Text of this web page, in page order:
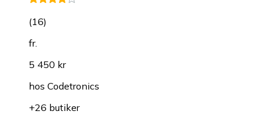
(16)
fr.
5 450 kr
hos Codetronics
+26 butiker